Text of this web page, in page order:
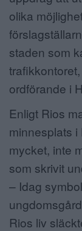
olika
staden som
ordförande i
Enligt Rios
minnesplats
mycket, inte
som skrivit
– Idag
Rios liv